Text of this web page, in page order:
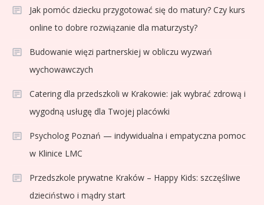
Jak pomóc dziecku przygotować się do matury? Czy kurs
online to dobre rozwiązanie dla maturzysty?
Budowanie więzi partnerskiej w obliczu wyzwań
wychowawczych
Catering dla przedszkoli w Krakowie: jak wybrać zdrową i
wygodną usługę dla Twojej placówki
Psycholog Poznań — indywidualna i empatyczna pomoc
w Klinice LMC
Przedszkole prywatne Kraków – Happy Kids: szczęśliwe
dzieciństwo i mądry start